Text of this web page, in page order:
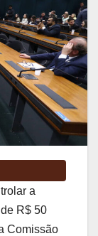
a
R$ 50
Comissão